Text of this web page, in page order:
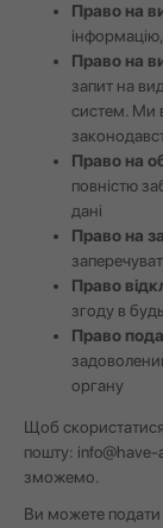
Право на
Право на
запит на
систем. Ми
Право на
повністю
дані
Право на
Право
згоду в
Право
органу
Щоб
пошту:
зможемо.
Ви можете